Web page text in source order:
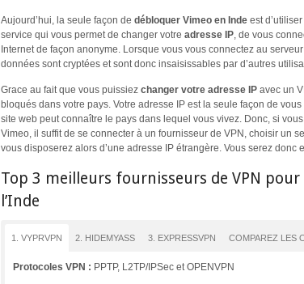
Aujourd’hui, la seule façon de débloquer Vimeo en Inde est
service qui vous permet de changer votre adresse IP , de vous
Internet de façon anonyme. Lorsque vous vous connectez au
données sont cryptées et sont donc insaisissables par d’autres
Grace au fait que vous puissiez changer votre adresse IP avec un
bloqués dans votre pays. Votre adresse IP est la seule façon de
site web peut connaître le pays dans lequel vous vivez. Donc, si
Vimeo, il suffit de se connecter à un fournisseur de VPN, choisir un
vous disposerez alors d’une adresse IP étrangère. Vous serez donc
Top 3 meilleurs fournisseurs de VPN pour
l’Inde
1. VYPRVPN 2. HIDEMYASS 3. EXPRESSVPN COMPAREZ LES
Protocoles VPN : PPTP, L2TP/IPSec et OPENVPN